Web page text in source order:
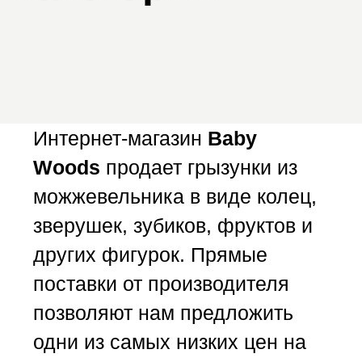
Интернет-магазин Baby
Woods продает грызунки из
можжевельника в виде колец,
зверушек, зубиков, фруктов и
других фигурок. Прямые
поставки от производителя
позволяют нам предложить
одни из самых низких цен на